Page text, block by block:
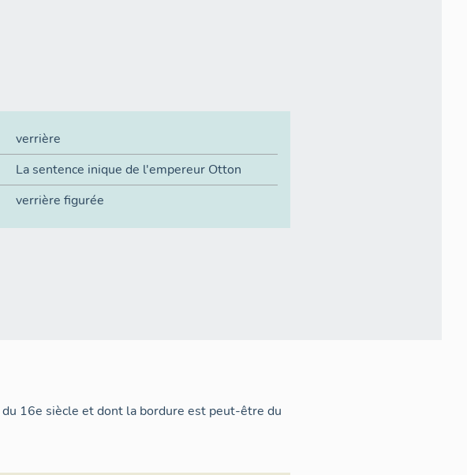
verrière
La sentence inique de l'empereur Otton
verrière figurée
16e siècle et dont la bordure est peut-être du